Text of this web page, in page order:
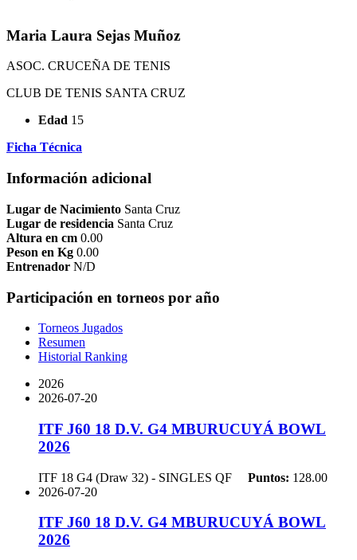
Maria Laura Sejas Muñoz
ASOC. CRUCEÑA DE TENIS
CLUB DE TENIS SANTA CRUZ
Edad 15
Ficha Técnica
Información adicional
Lugar de Nacimiento Santa Cruz
Lugar de residencia Santa Cruz
Altura en cm 0.00
Peson en Kg 0.00
Entrenador N/D
Participación en torneos por año
Torneos Jugados
Resumen
Historial Ranking
2026
2026-07-20
ITF J60 18 D.V. G4 MBURUCUYÁ BOWL
2026
ITF 18 G4 (Draw 32) - SINGLES QF Puntos: 128.00
2026-07-20
ITF J60 18 D.V. G4 MBURUCUYÁ BOWL
2026